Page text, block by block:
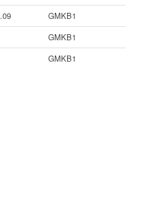
GMKB1
GMKB1
GMKB1